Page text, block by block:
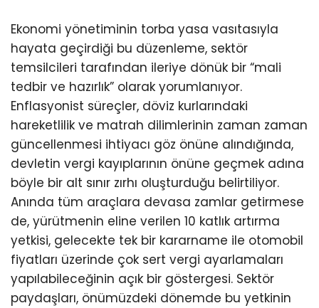
Ekonomi yönetiminin torba yasa vasıtasıyla
hayata geçirdiği bu düzenleme, sektör
temsilcileri tarafından ileriye dönük bir “mali
tedbir ve hazırlık” olarak yorumlanıyor.
Enflasyonist süreçler, döviz kurlarındaki
hareketlilik ve matrah dilimlerinin zaman zaman
güncellenmesi ihtiyacı göz önüne alındığında,
devletin vergi kayıplarının önüne geçmek adına
böyle bir alt sınır zırhı oluşturduğu belirtiliyor.
Anında tüm araçlara devasa zamlar getirmese
de, yürütmenin eline verilen 10 katlık artırma
yetkisi, gelecekte tek bir kararname ile otomobil
fiyatları üzerinde çok sert vergi ayarlamaları
yapılabileceğinin açık bir göstergesi. Sektör
paydaşları, önümüzdeki dönemde bu yetkinin